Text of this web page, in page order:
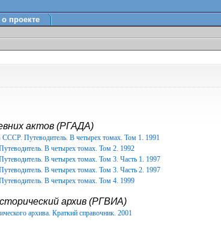
о проекте
актов (РГАДА)
СССР. Путеводитель. В четырех томах. Том 1. 1991
В четырех томах. Том 2. 1992
В четырех томах. Том 3. Часть 1. 1997
В четырех томах. Том 3. Часть 2. 1997
В четырех томах. Том 4. 1999
архив (РГВИА)
архива. Краткий справочник. 2001